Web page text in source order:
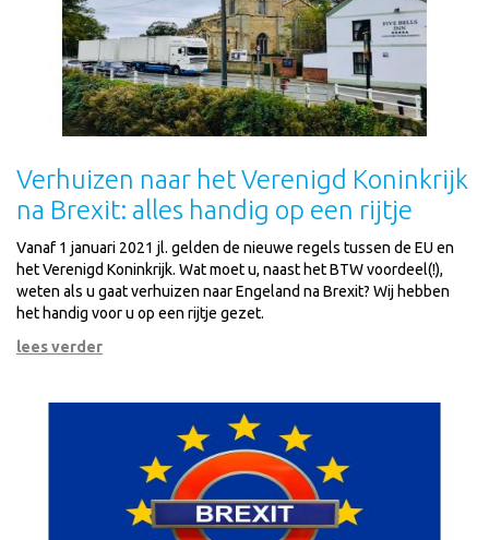
Verhuizen naar het Verenigd Koninkrijk
na Brexit: alles handig op een rijtje
Vanaf 1 januari 2021 jl. gelden de nieuwe regels tussen de EU en
het Verenigd Koninkrijk. Wat moet u, naast het BTW voordeel(!),
weten als u gaat verhuizen naar Engeland na Brexit? Wij hebben
het handig voor u op een rijtje gezet.
lees verder